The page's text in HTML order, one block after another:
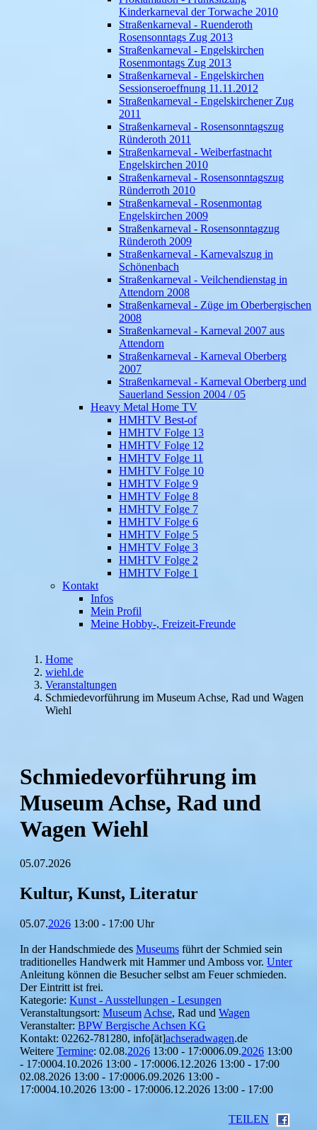
Kinderkarneval der Torwache 2010
Straßenkarneval - Ruenderoth
Rosensonntags Zug 2013
Straßenkarneval - Engelskirchen
Rosenmontags Zug 2013
Straßenkarneval - Engelskirchen
Sessionseroeffnung 11.11.2012
Straßenkarneval - Engelskirchener Zug
2011
Straßenkarneval - Rosensonntagszug
Ründeroth 2011
Straßenkarneval - Weiberfastnacht
Engelskirchen 2010
Straßenkarneval - Rosensonntagszug
Ründerroth 2010
Straßenkarneval - Rosenmontag
Engelskirchen 2009
Straßenkarneval - Rosensonntagzug
Ründeroth 2009
Straßenkarneval - Karnevalszug in
Schönenbach
Straßenkarneval - Veilchendienstag in
Attendorn 2008
Straßenkarneval - Züge im Oberbergischen
2008
Straßenkarneval - Karneval 2007 aus
Attendorn
Straßenkarneval - Karneval Oberberg
2007
Straßenkarneval - Karneval Oberberg und
Sauerland Session 2004 / 05
Heavy Metal Home TV
HMHTV Best-of
HMHTV Folge 13
HMHTV Folge 12
HMHTV Folge 11
HMHTV Folge 10
HMHTV Folge 9
HMHTV Folge 8
HMHTV Folge 7
HMHTV Folge 6
HMHTV Folge 5
HMHTV Folge 3
HMHTV Folge 2
HMHTV Folge 1
Kontakt
Infos
Mein Profil
Meine Hobby-, Freizeit-Freunde
Home
wiehl.de
Veranstaltungen
Schmiedevorführung im Museum Achse, Rad und Wagen
Wiehl
Schmiedevorführung im
Museum Achse, Rad und
Wagen Wiehl
05.07.2026
Kultur, Kunst, Literatur
05.07.2026 13:00 - 17:00 Uhr
In der Handschmiede des Museums führt der Schmied sein
traditionelles Handwerk mit Hammer und Amboss vor. Unter
Anleitung können die Besucher selbst am Feuer schmieden.
Der Eintritt ist frei.
Kategorie: Kunst - Ausstellungen - Lesungen
Veranstaltungsort: Museum Achse, Rad und Wagen
Veranstalter: BPW Bergische Achsen KG
Kontakt: 02262-781280, info[ät]achseradwagen.de
Weitere Termine: 02.08.2026 13:00 - 17:0006.09.2026 13:00
- 17:0004.10.2026 13:00 - 17:0006.12.2026 13:00 - 17:00
02.08.2026 13:00 - 17:0006.09.2026 13:00 -
17:0004.10.2026 13:00 - 17:0006.12.2026 13:00 - 17:00
TEILEN